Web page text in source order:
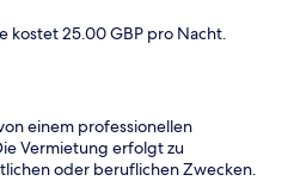
kostet 25.00 GBP pro Nacht.
einem professionellen
Vermietung erfolgt zu
oder beruflichen Zwecken.